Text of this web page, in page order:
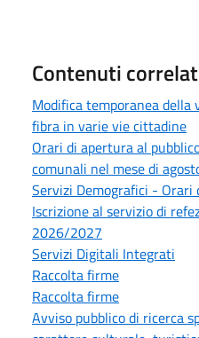
Contenuti
Modifica temporanea
fibra in varie vie cittadine
Orari di apertura al
comunali nel mese di
Servizi Demografici -
Iscrizione al servizio di
2026/2027
Servizi Digitali Integrati
Raccolta firme
Raccolta firme
Avviso pubblico di ricerca